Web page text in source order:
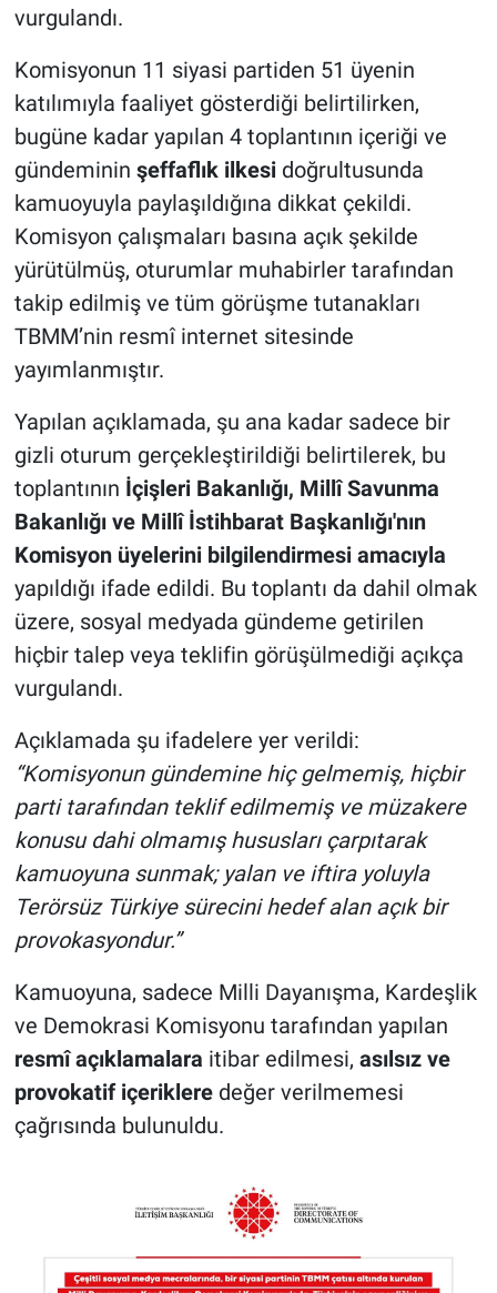
vurgulandı.
Komisyonun 11 siyasi partiden 51 üyenin
katılımıyla faaliyet gösterdiği belirtilirken,
bugüne kadar yapılan 4 toplantının içeriği ve
gündeminin şeffaflık ilkesidoğrultusunda
kamuoyuyla paylaşıldığına dikkat çekildi.
Komisyon çalışmaları basına açık şekilde
yürütülmüş, oturumlar muhabirler tarafından
takip edilmiş ve tüm görüşme tutanakları
TBMM’nin resmî internet sitesinde
yayımlanmıştır.
Yapılan açıklamada, şu ana kadar sadece bir
gizli oturum gerçekleştirildiği belirtilerek, bu
toplantının İçişleri Bakanlığı, Millî Savunma
Bakanlığı ve Millî İstihbarat Başkanlığı'nın
Komisyon üyelerini bilgilendirmesi amacıyla
yapıldığı ifade edildi. Bu toplantı da dahil olmak
üzere, sosyal medyada gündeme getirilen
hiçbir talep veya teklifin görüşülmediği açıkça
vurgulandı.
Açıklamada şu ifadelere yer verildi:
“Komisyonun gündemine hiç gelmemiş, hiçbir
parti tarafından teklif edilmemiş ve müzakere
konusu dahi olmamış hususları çarpıtarak
kamuoyuna sunmak; yalan ve iftira yoluyla
Terörsüz Türkiye sürecini hedef alan açık bir
provokasyondur.”
Kamuoyuna, sadece Milli Dayanışma, Kardeşlik
ve Demokrasi Komisyonu tarafından yapılan
resmî açıklamalara itibar edilmesi, asılsız ve
provokatif içerikleredeğer verilmemesi
çağrısında bulunuldu.